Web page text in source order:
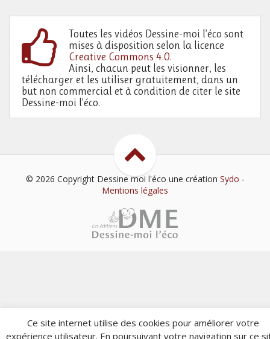
Toutes les vidéos Dessine-moi l’éco sont
mises à disposition selon la licence
Creative Commons 4.0.
Ainsi, chacun peut les visionner, les
télécharger et les utiliser gratuitement, dans un
but non commercial et à condition de citer le site
Dessine-moi l’éco.
© 2026 Copyright Dessine moi l'éco une création Sydo -
Mentions légales
Ce site internet utilise des cookies pour améliorer votre
expérience utilisateur. En poursuivant votre navigation sur ce